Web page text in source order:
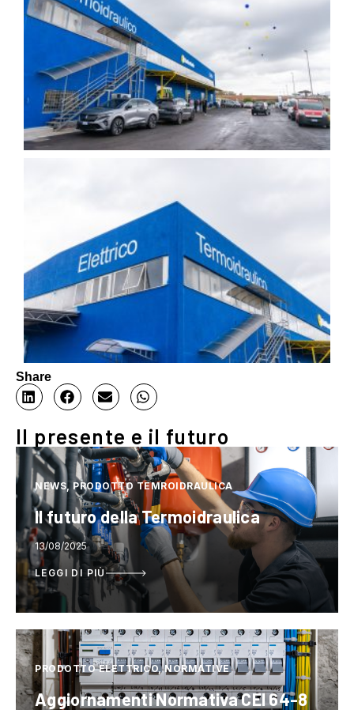
Share
Il presente e il futuro
NEWS, PRODOTTO TEMROIDRAULICA
Il futuro della Termoidraulica
13/08/2025
LEGGI DI PIÙ
PRODOTTO ELETTRICO, NORMATIVE
Aggiornamenti Normativa CEI 64-8